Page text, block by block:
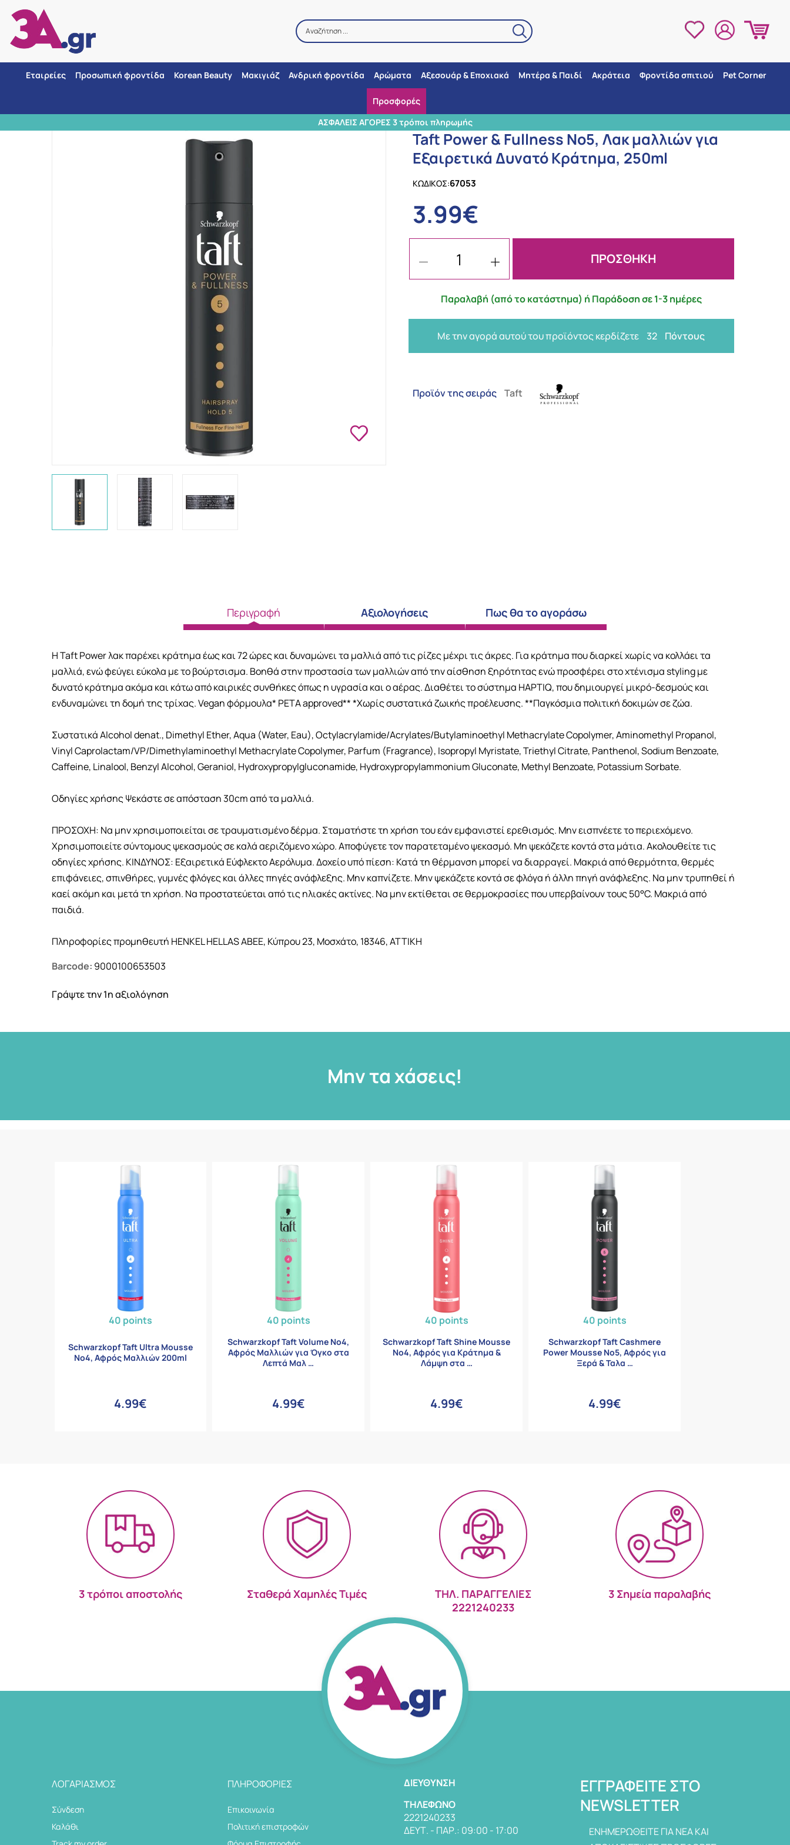
Αναζήτηση ...
Εταιρείες Προσωπική φροντίδα Korean Beauty Μακιγιάζ Ανδρική φροντίδα Αρώματα Αξεσουάρ & Εποχιακά Μητέρα & Παιδί Ακράτεια Φροντίδα σπιτιού Pet Corner
Προσφορές
ΑΣΦΑΛΕΙΣ ΑΓΟΡΕΣ 3 τρόποι πληρωμής
Αρχική / Εταιρίες / Schwarzkopf / Taft Power & Fullness No5, Λακ μαλλιών για Εξαιρετικά Δυνατό Κράτημα, 250ml
Taft Power & Fullness No5, Λακ μαλλιών για
Εξαιρετικά Δυνατό Κράτημα, 250ml
ΚΩΔΙΚΟΣ:67053
3.99€
ΠΡΟΣΘΗΚΗ
Παραλαβή (από το κατάστημα) ή Παράδοση σε 1-3 ημέρες
Με την αγορά αυτού του προϊόντος κερδίζετε 32 Πόντους
Προϊόν της σειράς Taft
Περιγραφή Αξιολογήσεις Πως θα το αγοράσω
Η Taft Power λακ παρέχει κράτημα έως και 72 ώρες και δυναμώνει τα μαλλιά από τις ρίζες μέχρι τις άκρες. Για κράτημα που διαρκεί χωρίς να κολλάει τα
μαλλιά, ενώ φεύγει εύκολα με το βούρτσισμα. Βοηθά στην προστασία των μαλλιών από την αίσθηση ξηρότητας ενώ προσφέρει στο χτένισμα styling με
δυνατό κράτημα ακόμα και κάτω από καιρικές συνθήκες όπως η υγρασία και ο αέρας. Διαθέτει το σύστημα HAPTIQ, που δημιουργεί μικρό-δεσμούς και
ενδυναμώνει τη δομή της τρίχας. Vegan φόρμουλα* PETA approved** *Χωρίς συστατικά ζωικής προέλευσης. **Παγκόσμια πολιτική δοκιμών σε ζώα.
Συστατικά Alcohol denat., Dimethyl Ether, Aqua (Water, Eau), Octylacrylamide/Acrylates/Butylaminoethyl Methacrylate Copolymer, Aminomethyl Propanol,
Vinyl Caprolactam/VP/Dimethylaminoethyl Methacrylate Copolymer, Parfum (Fragrance), Isopropyl Myristate, Triethyl Citrate, Panthenol, Sodium Benzoate,
Caffeine, Linalool, Benzyl Alcohol, Geraniol, Hydroxypropylgluconamide, Hydroxypropylammonium Gluconate, Methyl Benzoate, Potassium Sorbate.
Οδηγίες χρήσης Ψεκάστε σε απόσταση 30cm από τα μαλλιά.
ΠΡΟΣΟΧΗ: Να μην χρησιμοποιείται σε τραυματισμένο δέρμα. Σταματήστε τη χρήση του εάν εμφανιστεί ερεθισμός. Μην εισπνέετε το περιεχόμενο.
Χρησιμοποιείτε σύντομους ψεκασμούς σε καλά αεριζόμενο χώρο. Αποφύγετε τον παρατεταμένο ψεκασμό. Mη ψεκάζετε κοντά στα μάτια. Ακολουθείτε τις
οδηγίες χρήσης. ΚΙΝΔΥΝΟΣ: Εξαιρετικά Εύφλεκτο Αερόλυμα. Δοχείο υπό πίεση: Κατά τη θέρμανση μπορεί να διαρραγεί. Μακριά από θερμότητα, θερμές
επιφάνειες, σπινθήρες, γυμνές φλόγες και άλλες πηγές ανάφλεξης. Mην καπνίζετε. Mην ψεκάζετε κοντά σε φλόγα ή άλλη πηγή ανάφλεξης. Nα μην τρυπηθεί ή
καεί ακόμη και μετά τη χρήση. Να προστατεύεται από τις ηλιακές ακτίνες. Να μην εκτίθεται σε θερμοκρασίες που υπερβαίνουν τους 50°C. Mακριά από
παιδιά.
Πληροφορίες προμηθευτή HENKEL HELLAS ΑΒΕΕ, Κύπρου 23, Μοσχάτο, 18346, ΑΤΤΙΚΗ
Barcode: 9000100653503
Γράψτε την 1η αξιολόγηση
Μην τα χάσεις!
40 points
Schwarzkopf Taft Ultra Mousse
No4, Αφρός Μαλλιών 200ml
4.99€
40 points
Schwarzkopf Taft Volume No4,
Αφρός Μαλλιών για Όγκο στα
Λεπτά Μαλ …
4.99€
40 points
Schwarzkopf Taft Shine Mousse
Νο4, Αφρός για Κράτημα &
Λάμψη στα …
4.99€
40 points
Schwarzkopf Taft Cashmere
Power Mousse Νο5, Αφρός για
Ξερά & Ταλα …
4.99€
3 τρόποι αποστολής Σταθερά Χαμηλές Τιμές
ΤΗΛ. ΠΑΡΑΓΓΕΛΙΕΣ
2221240233
3 Σημεία παραλαβής
ΛΟΓΑΡΙΑΣΜΌΣ
Σύνδεση
Καλάθι
ΠΛΗΡΟΦΟΡΊΕΣ
Επικοινωνία
Πολιτική επιστροφών
ΔΙΕΎΘΥΝΣΗ
TΗΛΈΦΩΝΟ
2221240233
ΔΕΥΤ. - ΠΑΡ.: 09:00 - 17:00
ΕΓΓΡΑΦΕΊΤΕ ΣΤΟ
NEWSLETTER
ΕΝΗΜΕΡΩΘΕΙΤΕ ΓΙΑ ΝΕΑ ΚΑΙ